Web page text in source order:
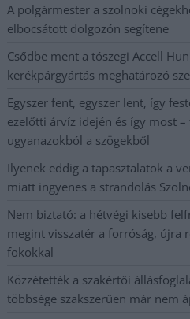
A polgármester a szolnoki
elbocsátott dolgozón segítene
Csődbe ment a tószegi Accell
kerékpárgyártás meghatározó
Egyszer fent, egyszer lent, így
ezelőtti árvíz idején és így most
ugyanazokból a szögekből
Ilyenek eddig a tapasztalatok a
miatt ingyenes a strandolás
Nem biztató: a hétvégi kisebb
megint visszatér a forróság, újra
fokokkal
Közzétették a szakértői
többsége szakszerűen már nem